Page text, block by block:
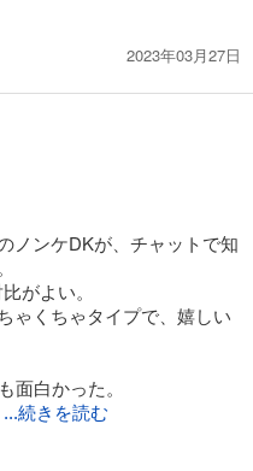
2023年03月27日
ノンケDKが、チャットで知
がよい。
ゃくちゃタイプで、嬉しい
面白かった。
...続きを読む